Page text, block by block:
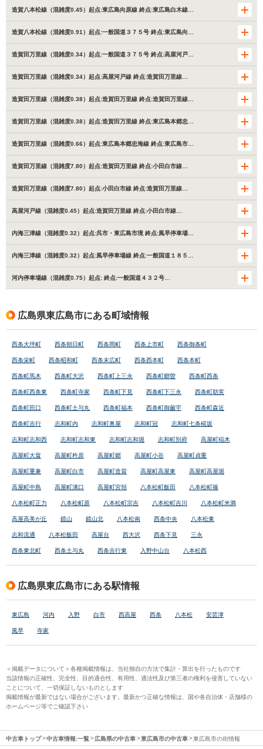
造賀八本松線（混雑度0.45）起点:東広島向原線 終点:東広島白木線…
造賀八本松線（混雑度0.91）起点:一般国道３７５号 終点:東広島向…
造賀田万里線（混雑度0.34）起点:一般国道３７５号 終点:高屋河戸…
造賀田万里線（混雑度0.34）起点:高屋河戸線 終点:造賀田万里線…
造賀田万里線（混雑度0.38）起点:造賀田万里線 終点:造賀田万里線…
造賀田万里線（混雑度0.38）起点:造賀田万里線 終点:東広島本郷忠…
造賀田万里線（混雑度0.66）起点:東広島本郷忠海線 終点:東広島市…
造賀田万里線（混雑度7.80）起点:造賀田万里線 終点:小田白市線…
造賀田万里線（混雑度7.80）起点:小田白市線 終点:造賀田万里線…
高屋河戸線（混雑度0.45）起点:造賀田万里線 終点:小田白市線…
内海三津線（混雑度0.32）起点:呉市・東広島市境 終点:風早停車場…
内海三津線（混雑度0.32）起点:風早停車場線 終点:一般国道１８５…
河内停車場線（混雑度0.75）起点: 終点:一般国道４３２号…
広島県東広島市にある町域情報
西条大坪町 西条朝日町 西条岡町 西条上市町 西条御条町
西条栄町 西条昭和町 西条末広町 西条西本町 西条本町
西条町馬木 西条町大沢 西条町上三永 西条町郷曽 西条町西条
西条町西条東 西条町寺家 西条町下見 西条町下三永 西条町助実
西条町田口 西条町土与丸 西条町福本 西条町御薗宇 西条町森近
西条町吉行 志和町内 志和町奥屋 志和町冠 志和町七条椛坂
志和町志和西 志和町志和東 志和町志和堀 志和町別府 高屋町稲木
高屋町大畠 高屋町杵原 高屋町郷 高屋町小谷 高屋町貞重
高屋町重兼 高屋町白市 高屋町造賀 高屋町高屋東 高屋町高屋堀
高屋町中島 高屋町溝口 高屋町宮領 八本松町飯田 八本松町篠
八本松町正力 八本松町原 八本松町宗吉 八本松町吉川 八本松町米満
高屋高美が丘 鏡山 鏡山北 八本松南 西条中央 八本松東
志和流通 八本松飯田 高屋台 西大沢 西条下見 三永
西条東北町 西条土与丸 西条吉行東 入野中山台 八本松西
広島県東広島市にある駅情報
東広島 河内 入野 白市 西高屋 西条 八本松 安芸津
風早 寺家
＜掲載データについて＞各種掲載情報は、当社独自の方法で集計・算出を行ったものです
当該情報の正確性、完全性、目的適合性、有用性、適法性及び第三者の権利を侵害していない
ことについて、一切保証しないものとします
掲載情報が最新ではない場合がございます。最新かつ正確な情報は、国や各自治体・店舗様の
ホームページ等でご確認下さい
中古車トップ 中古車情報:一覧 広島県の中古車 東広島市の中古車 東広島市の街情報